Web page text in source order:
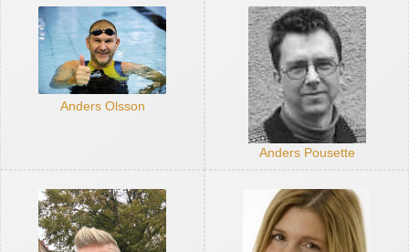
Anders Olsson
Anders Pousette